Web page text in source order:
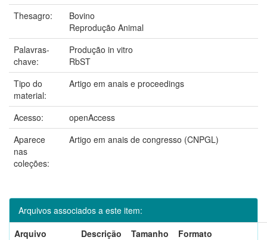
Thesagro:
Bovino
Reprodução Animal
Palavras-
chave:
Produção in vitro
RbST
Tipo do
material:
Artigo em anais e proceedings
Acesso:
openAccess
Aparece
nas
coleções:
Artigo em anais de congresso (CNPGL)
Arquivos associados a este item:
Arquivo
Descrição Tamanho
Formato